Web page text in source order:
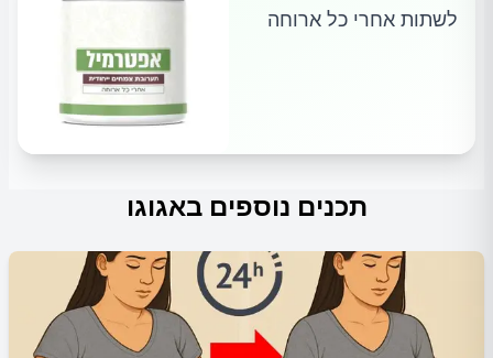
לשתות אחרי כל ארוחה
תכנים נוספים באגוגו